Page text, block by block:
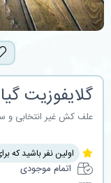
گلایفوزیت
علف کش غیر انتخابی و
اولین نفر باشید که
اتمام موجودی